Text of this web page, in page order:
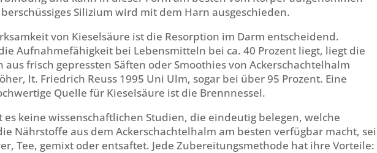
Silizium wird mit dem Harn ausgeschieden.
von Kieselsäure ist die Resorption im Darm entscheidend.
Aufnahmefähigkeit bei Lebensmitteln bei ca. 40 Prozent liegt, liegt die
aus frisch gepressten Säften oder Smoothies von Ackerschachtelhalm
lt. Friedrich Reuss 1995 Uni Ulm, sogar bei über 95 Prozent. Eine
Quelle für Kieselsäure ist die Brennnessel.
es keine wissenschaftlichen Studien, die eindeutig belegen, welche
Nährstoffe aus dem Ackerschachtelhalm am besten verfügbar macht, sei
Tee, gemixt oder entsaftet. Jede Zubereitungsmethode hat ihre Vorteile: